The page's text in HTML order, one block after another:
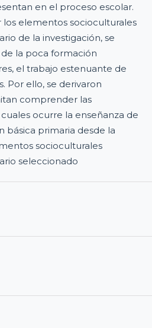
en el proceso escolar.
elementos socioculturales
de la investigación, se
la poca formación
el trabajo estenuante de
Por ello, se derivaron
comprender las
ocurre la enseñanza de
básica primaria desde la
socioculturales
seleccionado